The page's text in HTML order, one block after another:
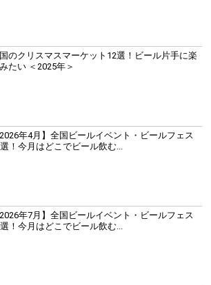
のクリスマスマーケット12選！ビール片手に楽
たい ＜2025年＞
2026年4月】全国ビールイベント・ビールフェス
！今月はどこでビール飲む...
2026年7月】全国ビールイベント・ビールフェス
！今月はどこでビール飲む...